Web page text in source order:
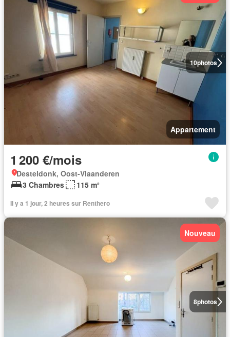
10photos
Appartement
1 200 €/mois
Desteldonk, Oost-Vlaanderen
3 Chambres
115 m²
Il y a 1 jour, 2 heures sur Renthero
8photos
Nouveau